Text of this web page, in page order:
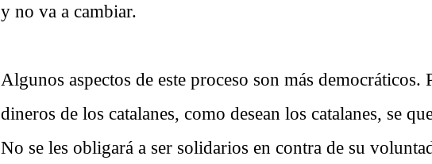
y no va a cambiar.
Algunos aspectos de este proceso son más democráticos.
dineros de los catalanes, como desean los catalanes, se
No se les obligará a ser solidarios en contra de su